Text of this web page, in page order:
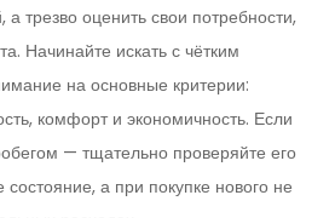
а трезво оценить свои потребности,
Начинайте искать с чётким
на основные критерии:
комфорт и экономичность. Если
— тщательно проверяйте его
а при покупке нового не